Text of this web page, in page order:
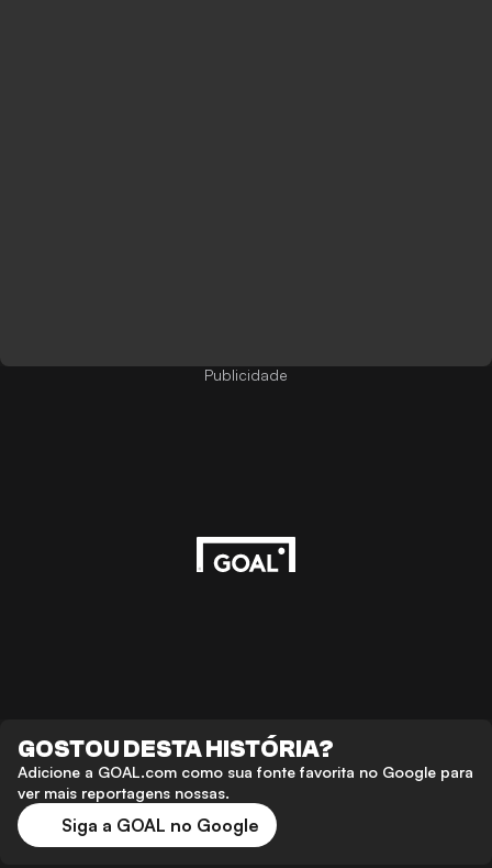
Publicidade
GOSTOU DESTA HISTÓRIA?
Adicione a GOAL.com como sua fonte favorita no Google para
ver mais reportagens nossas.
Siga a GOAL no Google